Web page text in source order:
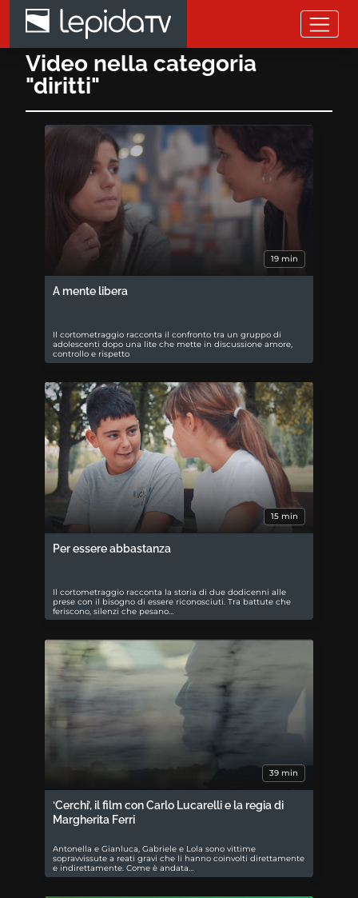
Salta al contenuto principale
Video nella categoria
"diritti"
19 min
A mente libera
Il cortometraggio racconta il confronto tra un gruppo di
adolescenti dopo una lite che mette in discussione amore,
controllo e rispetto
15 min
Per essere abbastanza
Il cortometraggio racconta la storia di due dodicenni alle
prese con il bisogno di essere riconosciuti. Tra battute che
feriscono, silenzi che pesano…
39 min
‘Cerchi’, il film con Carlo Lucarelli e la regia di
Margherita Ferri
Antonella e Gianluca, Gabriele e Lola sono vittime
sopravvissute a reati gravi che li hanno coinvolti direttamente
e indirettamente. Come è andata…